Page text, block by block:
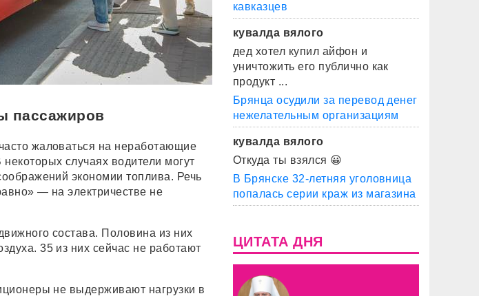
пассажиров
жаловаться на неработающие
случаях водители могут
экономии топлива. Речь
— на электричестве не
состава. Половина из них
35 из них сейчас не работают
не выдерживают нагрузки в
кавказцев
кувалда вялого
дед хотел купил айфон и
уничтожить его публично как
продукт ...
Брянца осудили за перевод денег
нежелательным организациям
кувалда вялого
Откуда ты взялся 😀
В Брянске 32-летняя уголовница
попалась серии краж из магазина
ЦИТАТА ДНЯ